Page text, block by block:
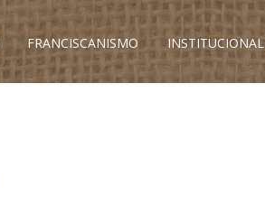
FRANCISCANISMO INSTITUCIONAL